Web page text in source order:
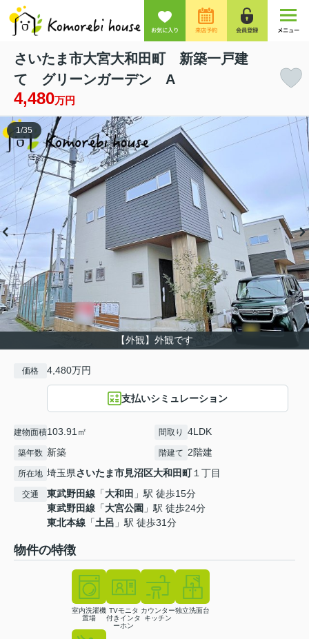
お気に入り 来店予約 会員登録 メニュー
さいたま市大宮大和田町 新築一戸建
て グリーンガーデン A
4,480万円
【外観】外観です
1 /35
価格 4,480万円
支払いシミュレーション
建物面積103.91㎡ 間取り 4LDK
築年数 新築 階建て 2階建
所在地 埼玉県さいたま市見沼区大和田町１丁目
交通 東武野田線 「大和田 」駅 徒歩15分
東武野田線 「大宮公園 」駅 徒歩24分
東北本線 「土呂 」駅 徒歩31分
物件の特徴
室内洗濯機
置場
TVモニタ
付きインタ
ーホン
カウンター
キッチン
独立洗面台